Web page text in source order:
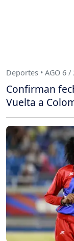
Deportes • AGO 6 /
Confirman
Vuelta a